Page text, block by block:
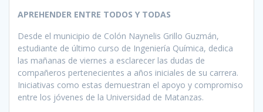
APREHENDER ENTRE TODOS Y TODAS
Desde el municipio de Colón Naynelis Grillo Guzmán,
estudiante de último curso de Ingeniería Química, dedica
las mañanas de viernes a esclarecer las dudas de
compañeros pertenecientes a años iniciales de su carrera.
Iniciativas como estas demuestran el apoyo y compromiso
entre los jóvenes de la Universidad de Matanzas.